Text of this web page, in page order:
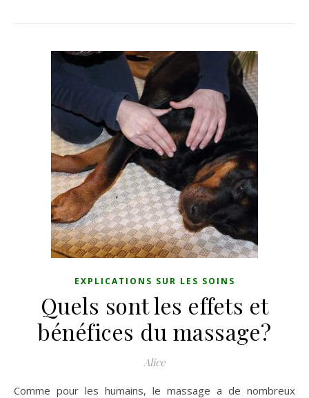
EXPLICATIONS SUR LES SOINS
Quels sont les effets et
bénéfices du massage?
Alice
Comme pour les humains, le massage a de nombreux